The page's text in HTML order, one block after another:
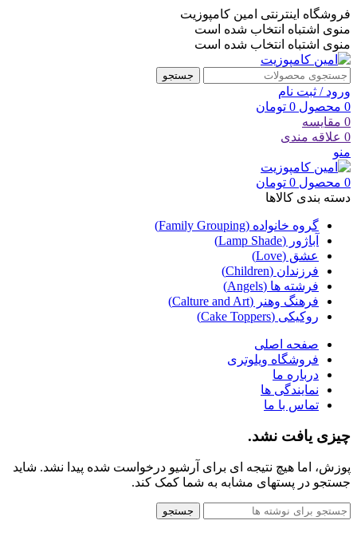
فروشگاه اینترنتی امین کامپوزیت
منوی اشتباه انتخاب شده است
منوی اشتباه انتخاب شده است
جستجو
ورود / ثبت نام
0 محصول 0 تومان
0 مقایسه
0 علاقه مندی
منو
0 محصول 0 تومان
دسته بندی کالاها
گروه خانواده (Family Grouping)
آباژور (Lamp Shade)
عشق (Love)
فرزندان (Children)
فرشته ها (Angels)
فرهنگ وهنر (Calture and Art)
روکیکی (Cake Toppers)
صفحه اصلی
فروشگاه ویلوتری
درباره ما
نمایندگی ها
تماس با ما
چیزی یافت نشد.
پوزش، اما هیچ نتیجه ای برای آرشیو درخواست شده پیدا نشد. شاید
جستجو در پستهای مشابه به شما کمک کند.
جستجو